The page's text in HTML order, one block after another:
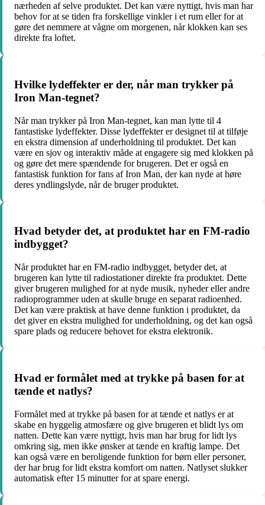
nærheden af selve produktet. Det kan være nyttigt, hvis man har
behov for at se tiden fra forskellige vinkler i et rum eller for at
gøre det nemmere at vågne om morgenen, når klokken kan ses
direkte fra loftet.
Hvilke lydeffekter er der, når man trykker på
Iron Man-tegnet?
Når man trykker på Iron Man-tegnet, kan man lytte til 4
fantastiske lydeffekter. Disse lydeffekter er designet til at tilføje
en ekstra dimension af underholdning til produktet. Det kan
være en sjov og interaktiv måde at engagere sig med klokken på
og gøre det mere spændende for brugeren. Det er også en
fantastisk funktion for fans af Iron Man, der kan nyde at høre
deres yndlingslyde, når de bruger produktet.
Hvad betyder det, at produktet har en FM-radio
indbygget?
Når produktet har en FM-radio indbygget, betyder det, at
brugeren kan lytte til radiostationer direkte fra produktet. Dette
giver brugeren mulighed for at nyde musik, nyheder eller andre
radioprogrammer uden at skulle bruge en separat radioenhed.
Det kan være praktisk at have denne funktion i produktet, da
det giver en ekstra mulighed for underholdning, og det kan også
spare plads og reducere behovet for ekstra elektronik.
Hvad er formålet med at trykke på basen for at
tænde et natlys?
Formålet med at trykke på basen for at tænde et natlys er at
skabe en hyggelig atmosfære og give brugeren et blidt lys om
natten. Dette kan være nyttigt, hvis man har brug for lidt lys
omkring sig, men ikke ønsker at tænde en kraftig lampe. Det
kan også være en beroligende funktion for børn eller personer,
der har brug for lidt ekstra komfort om natten. Natlyset slukker
automatisk efter 15 minutter for at spare energi.